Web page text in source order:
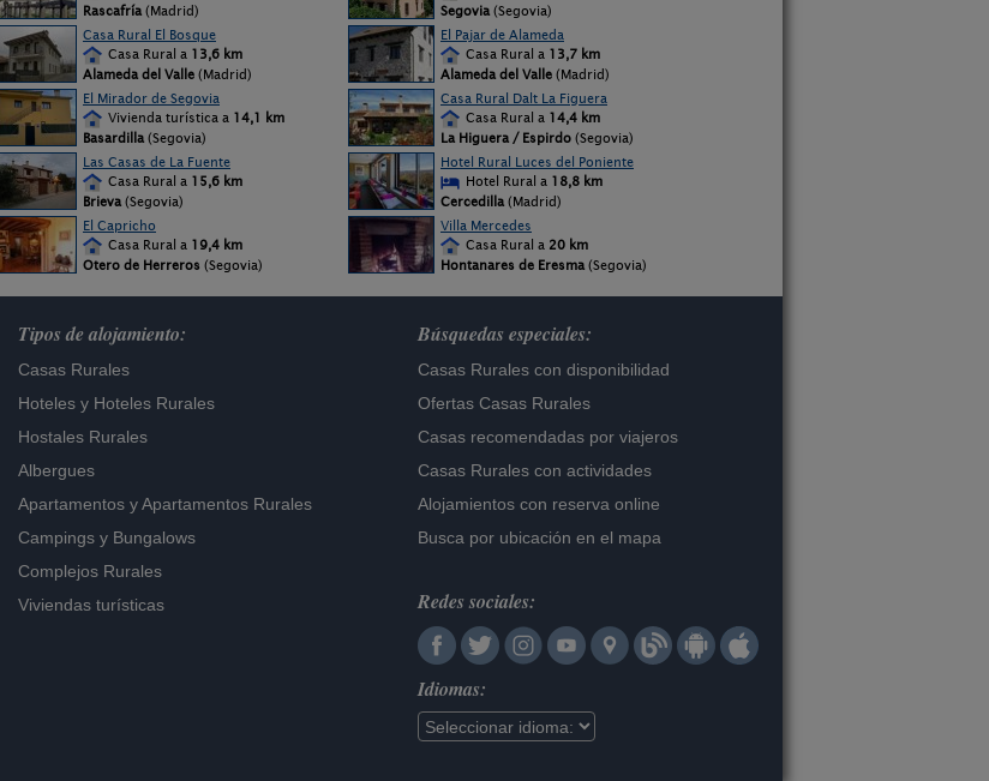
Rascafría (Madrid)
Segovia (Segovia)
Casa Rural El Bosque
Casa Rural a 13,6 km
Alameda del Valle (Madrid)
El Pajar de Alameda
Casa Rural a 13,7 km
Alameda del Valle (Madrid)
El Mirador de Segovia
Vivienda turística a 14,1 km
Basardilla (Segovia)
Casa Rural Dalt La Figuera
Casa Rural a 14,4 km
La Higuera / Espirdo (Segovia)
Las Casas de La Fuente
Casa Rural a 15,6 km
Brieva (Segovia)
Hotel Rural Luces del Poniente
Hotel Rural a 18,8 km
Cercedilla (Madrid)
El Capricho
Casa Rural a 19,4 km
Otero de Herreros (Segovia)
Villa Mercedes
Casa Rural a 20 km
Hontanares de Eresma (Segovia)
Tipos de alojamiento:
Casas Rurales
Hoteles y Hoteles Rurales
Hostales Rurales
Albergues
Apartamentos yApartamentos Rurales
Campings y Bungalows
Complejos Rurales
Viviendas turísticas
Búsquedas especiales:
Casas Rurales con disponibilidad
Ofertas Casas Rurales
Casas recomendadas por viajeros
Casas Rurales con actividades
Alojamientos con reserva online
Busca por ubicación en el mapa
Redes sociales:
Idiomas: